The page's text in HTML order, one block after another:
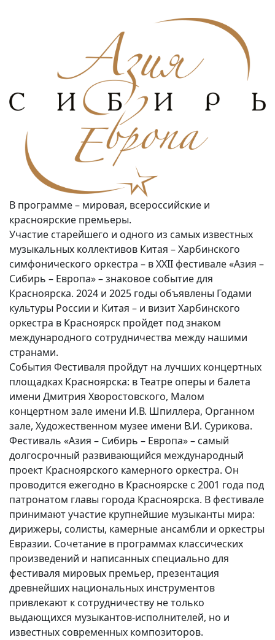
В программе – мировая, всероссийские и
красноярские премьеры.
Участие старейшего и одного из самых известных
музыкальных коллективов Китая – Харбинского
симфонического оркестра – в XXII фестивале «Азия –
Сибирь – Европа» – знаковое событие для
Красноярска. 2024 и 2025 годы объявлены Годами
культуры России и Китая – и визит Харбинского
оркестра в Красноярск пройдет под знаком
международного сотрудничества между нашими
странами.
События Фестиваля пройдут на лучших концертных
площадках Красноярска: в Театре оперы и балета
имени Дмитрия Хворостовского, Малом
концертном зале имени И.В. Шпиллера, Органном
зале, Художественном музее имени В.И. Сурикова.
Фестиваль «Азия – Сибирь – Европа» – самый
долгосрочный развивающийся международный
проект Красноярского камерного оркестра. Он
проводится ежегодно в Красноярске с 2001 года под
патронатом главы города Красноярска. В фестивале
принимают участие крупнейшие музыканты мира:
дирижеры, солисты, камерные ансамбли и оркестры
Евразии. Сочетание в программах классических
произведений и написанных специально для
фестиваля мировых премьер, презентация
древнейших национальных инструментов
привлекают к сотрудничеству не только
выдающихся музыкантов-исполнителей, но и
известных современных композиторов.